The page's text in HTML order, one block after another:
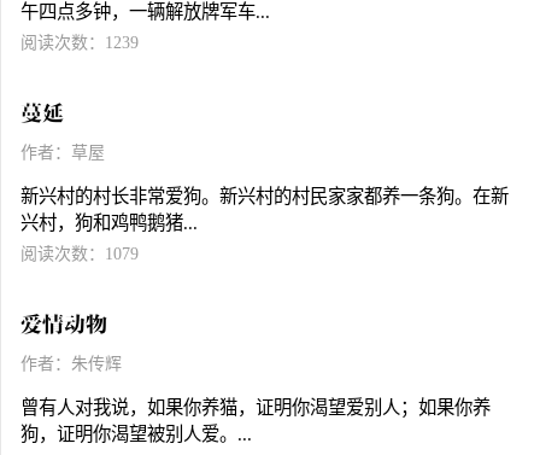
午四点多钟，一辆解放牌军车...
阅读次数：1239
蔓延
作者：草屋
新兴村的村长非常爱狗。新兴村的村民家家都养一条狗。在新
兴村，狗和鸡鸭鹅猪...
阅读次数：1079
爱情动物
作者：朱传辉
曾有人对我说，如果你养猫，证明你渴望爱别人；如果你养
狗，证明你渴望被别人爱。...